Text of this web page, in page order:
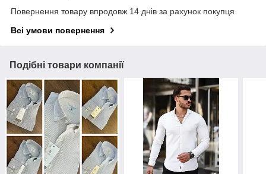
Повернення товару впродовж 14 днів за рахунок покупця
Всі умови повернення
Подібні товари компанії